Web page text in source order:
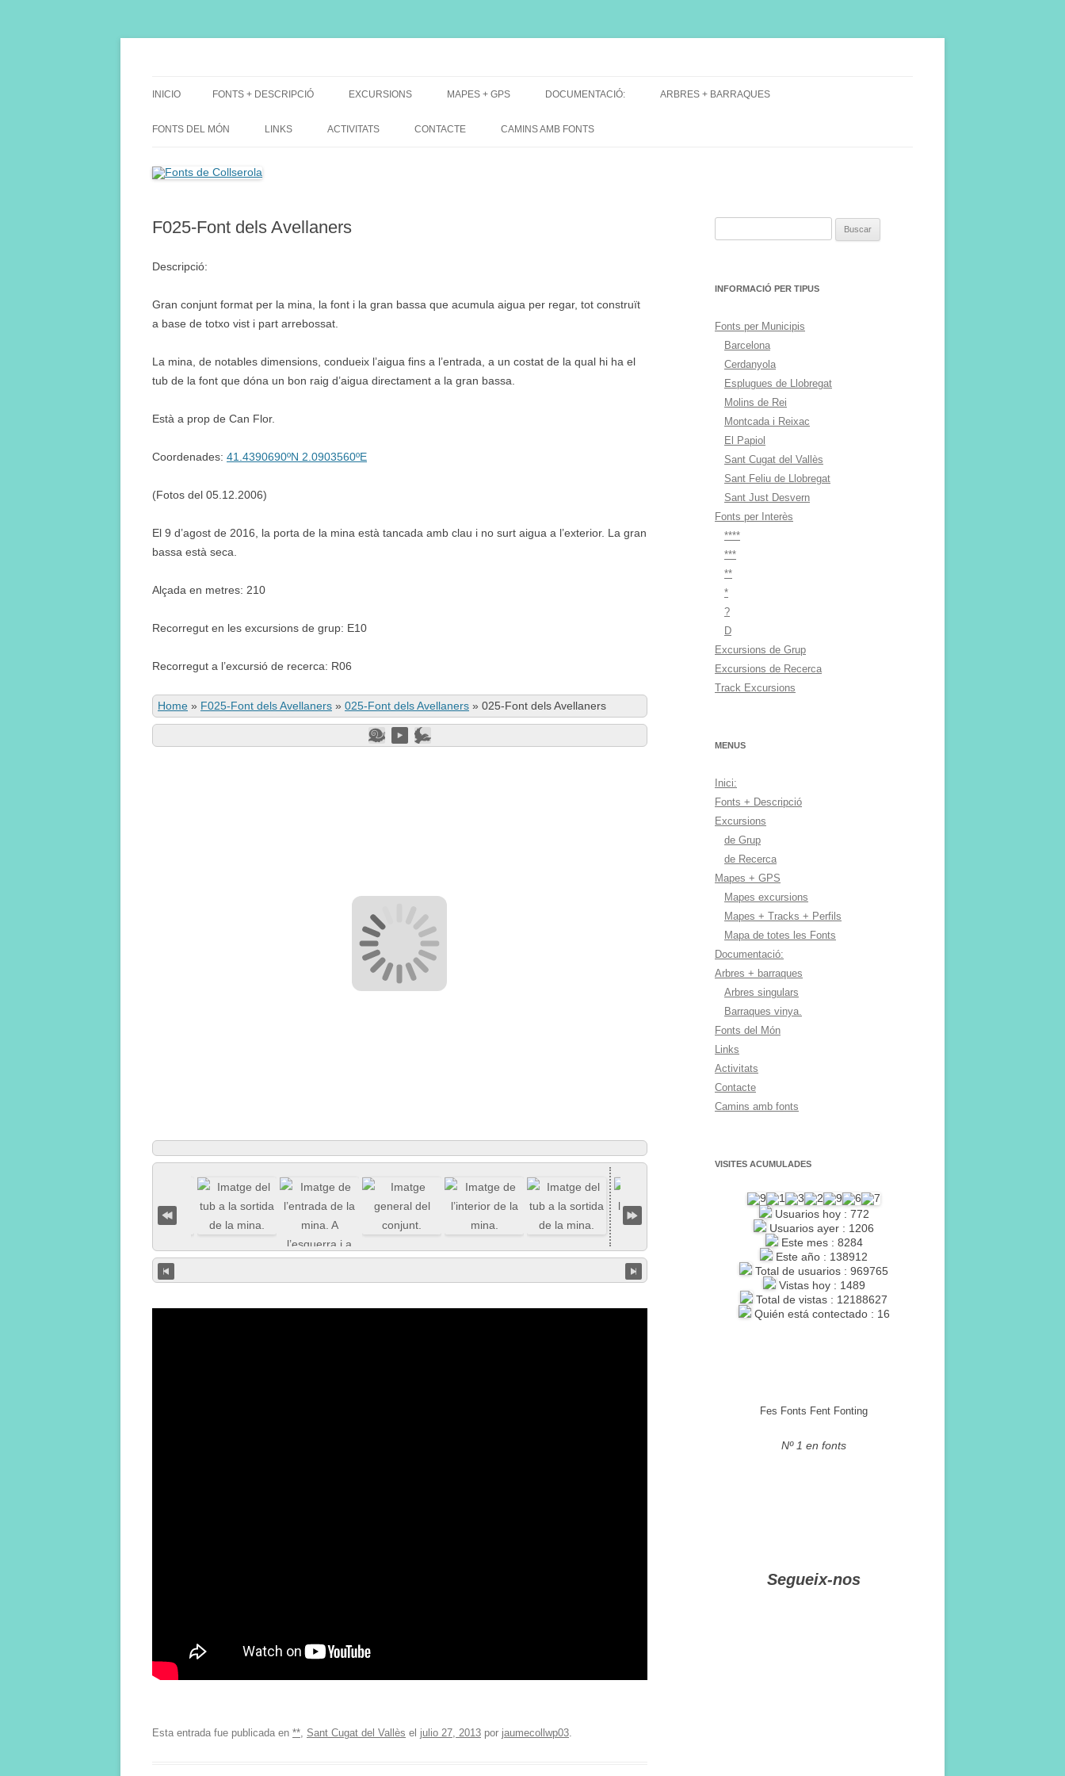
INICIO FONTS + DESCRIPCIÓ EXCURSIONS
DE GRUP
MAPES + GPS
MAPES EXCURSIONS
DOCUMENTACIÓ: ARBRES + BARRAQUES
FONTS DEL MÓN LINKS ACTIVITATS CONTACTE CAMINS AMB FONTS
F025-Font dels Avellaners
Descripció:
Gran conjunt format per la mina, la font i la gran bassa que acumula aigua per regar, tot construït
a base de totxo vist i part arrebossat.
La mina, de notables dimensions, condueix l’aigua fins a l’entrada, a un costat de la qual hi ha el
tub de la font que dóna un bon raig d’aigua directament a la gran bassa.
Està a prop de Can Flor.
Coordenades: 41.4390690ºN 2.0903560ºE
(Fotos del 05.12.2006)
El 9 d’agost de 2016, la porta de la mina està tancada amb clau i no surt aigua a l’exterior. La gran
bassa està seca.
Alçada en metres: 210
Recorregut en les excursions de grup: E10
Recorregut a l’excursió de recerca: R06
Home » F025-Font dels Avellaners » 025-Font dels Avellaners » 025-Font dels Avellaners
Esta entrada fue publicada en **, Sant Cugat del Vallès el julio 27, 2013 por jaumecollwp03.
INFORMACIÓ PER TIPUS
Fonts per Municipis
Barcelona
Cerdanyola
Esplugues de Llobregat
Molins de Rei
Montcada i Reixac
El Papiol
Sant Cugat del Vallès
Sant Feliu de Llobregat
Sant Just Desvern
Fonts per Interès
****
***
**
*
?
D
Excursions de Grup
Excursions de Recerca
Track Excursions
MENUS
Inici:
Fonts + Descripció
Excursions
de Grup
de Recerca
Mapes + GPS
Mapes excursions
Mapes + Tracks + Perfils
Mapa de totes les Fonts
Documentació:
Arbres + barraques
Arbres singulars
Barraques vinya.
Fonts del Món
Links
Activitats
Contacte
Camins amb fonts
VISITES ACUMULADES
Usuarios hoy : 772
Usuarios ayer : 1206
Este mes : 8284
Este año : 138912
Total de usuarios : 969765
Vistas hoy : 1489
Total de vistas : 12188627
Quién está contectado : 16
Fes Fonts Fent Fonting
Nº 1 en fonts
Segueix-nos